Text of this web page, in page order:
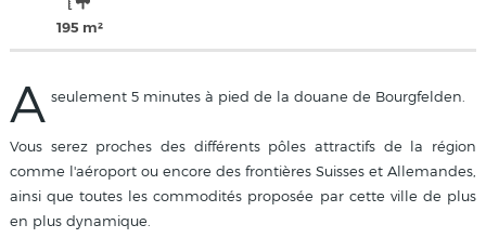
195 m²
A seulement 5 minutes à pied de la douane de Bourgfelden.
Vous serez proches des différents pôles attractifs de la région
comme l'aéroport ou encore des frontières Suisses et Allemandes,
ainsi que toutes les commodités proposée par cette ville de plus
en plus dynamique.